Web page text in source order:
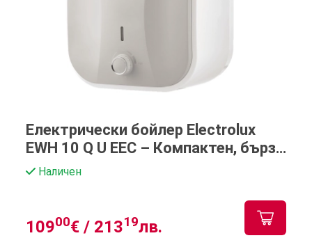
Електрически бойлер Electrolux
EWH 10 Q U EEC – Компактен, бърз
и надежден
Наличен
10900€ / 21319лв.